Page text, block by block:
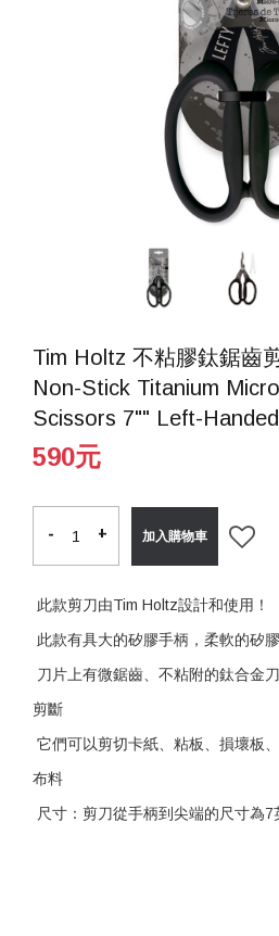
Tim Holtz 不粘膠鈦鋸齒
Non-Stick Titanium
Scissors 7"" Left-Handed
590元
- +
- + 加入購物車
此款剪刀由Tim Holtz設計和使用！
此款有具大的矽膠手柄，柔軟的矽膠
刀片上有微鋸齒、不粘附的鈦合金
剪斷
它們可以剪切卡紙、粘板、損壞板
布料
尺寸：剪刀從手柄到尖端的尺寸為